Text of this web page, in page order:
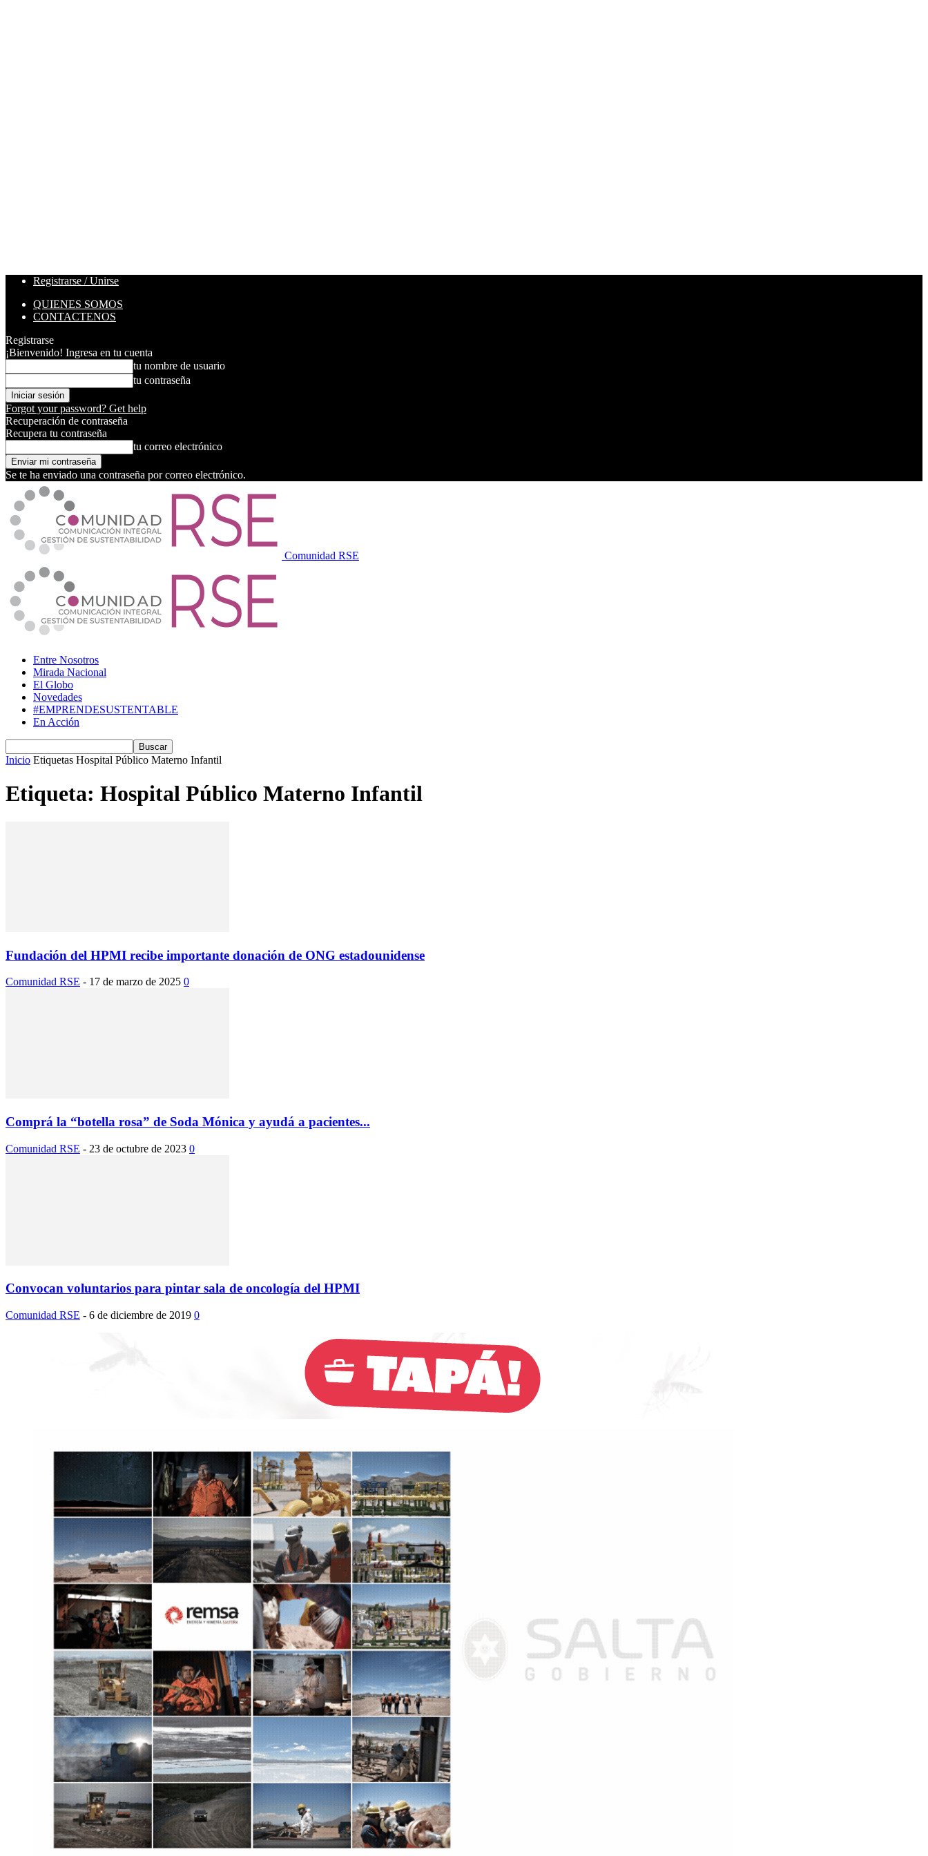
Registrarse / Unirse
QUIENES SOMOS
CONTACTENOS
Registrarse
¡Bienvenido! Ingresa en tu cuenta
tu nombre de usuario
tu contraseña
Forgot your password? Get help
Recuperación de contraseña
Recupera tu contraseña
tu correo electrónico
Se te ha enviado una contraseña por correo electrónico.
Comunidad RSE
Entre Nosotros
Mirada Nacional
El Globo
Novedades
#EMPRENDESUSTENTABLE
En Acción
Inicio Etiquetas Hospital Público Materno Infantil
Etiqueta: Hospital Público Materno Infantil
Fundación del HPMI recibe importante donación de ONG estadounidense
Comunidad RSE - 17 de marzo de 2025 0
Comprá la “botella rosa” de Soda Mónica y ayudá a pacientes...
Comunidad RSE - 23 de octubre de 2023 0
Convocan voluntarios para pintar sala de oncología del HPMI
Comunidad RSE - 6 de diciembre de 2019 0